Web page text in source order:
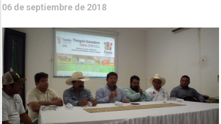
06 de septiembre de 2018